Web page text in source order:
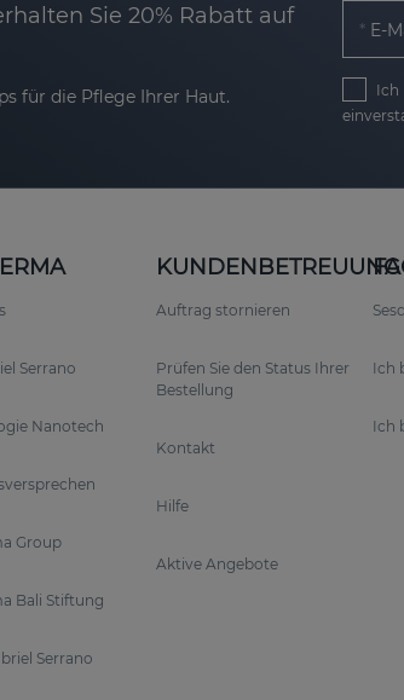
Sie 20% Rabatt auf
für die Pflege Ihrer Haut.
E-
Ich
Serrano
Nanotech
Group
Bali Stiftung
Serrano
KUNDENBETREUUNG
Auftrag stornieren
Prüfen Sie den Status Ihrer
Bestellung
Kontakt
Hilfe
Aktive Angebote
Ich
Ich